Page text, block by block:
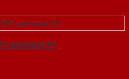
Laminate P1